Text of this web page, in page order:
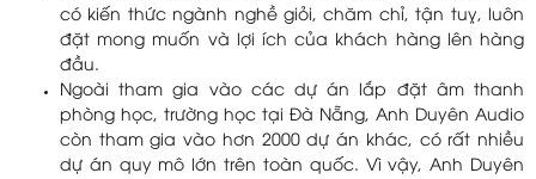
có kiến thức ngành nghề giỏi, chăm chỉ, tận tuỵ, luôn
đặt mong muốn và lợi ích của khách hàng lên hàng
đầu.
Ngoài tham gia vào các dự án lắp đặt âm thanh
phòng học, trường học tại Đà Nẵng, Anh Duyên Audio
còn tham gia vào hơn 2000 dự án khác, có rất nhiều
dự án quy mô lớn trên toàn quốc. Vì vậy, Anh Duyên